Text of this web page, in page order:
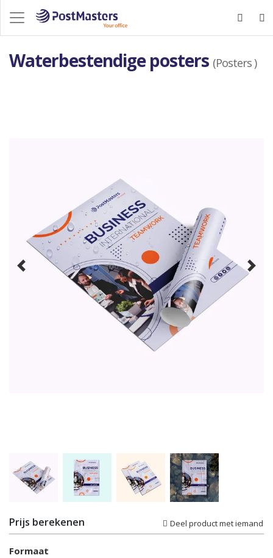
Waterbestendige posters (Posters )
Prijs berekenen Deel product met iemand
Formaat